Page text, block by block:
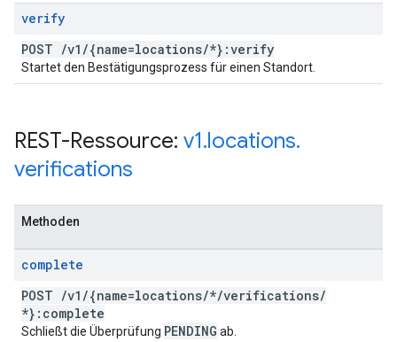
verify
POST /v1 /{name=locations/*}:verify
Startet den Bestätigungsprozess für einen Standort.
REST-Ressource: v1.locations.
verifications
Methoden
complete
POST /v1 /{name=locations/*/verifications/
*}:complete
Schließt die Überprüfung PENDING ab.